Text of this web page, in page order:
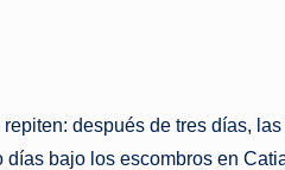
después de tres días,
bajo los escombros en